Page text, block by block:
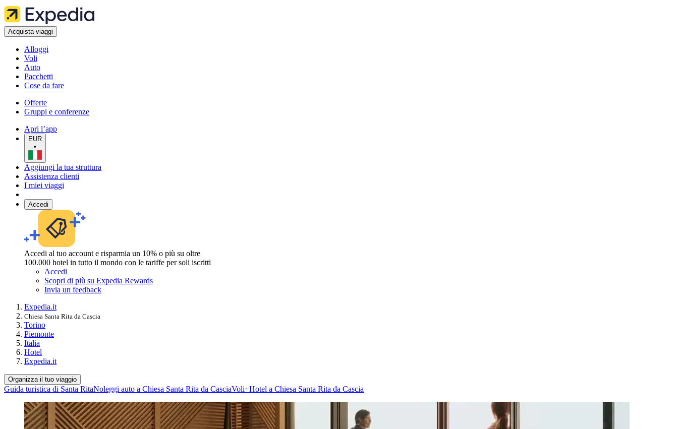
Acquista viaggi
Alloggi
Voli
Auto
Pacchetti
Cose da fare
Offerte
Gruppi e conferenze
Apri l’app
EUR
•
Aggiungi la tua struttura
Assistenza clienti
I miei viaggi
Accedi
Accedi al tuo account e risparmia un 10% o più su oltre
100.000 hotel in tutto il mondo con le tariffe per soli iscritti
Accedi
Scopri di più su Expedia Rewards
Invia un feedback
Expedia.it
Chiesa Santa Rita da Cascia
Torino
Piemonte
Italia
Hotel
Expedia.it
Organizza il tuo viaggio
Guida turistica di Santa RitaNoleggi auto a Chiesa Santa Rita da CasciaVoli+Hotel a Chiesa Santa Rita da Cascia